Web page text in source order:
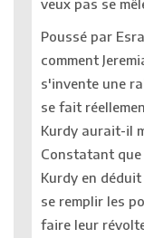
Poussé par
comment
s'invente une
se fait
Kurdy aurait-il
Constatant que
Kurdy en
se remplir les
faire leur